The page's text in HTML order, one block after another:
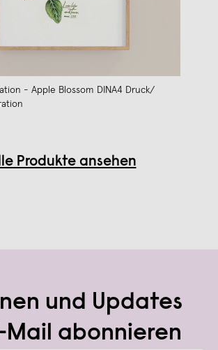
- Apple Blossom DINA4 Druck/
Produkte ansehen
und Updates
Mail abonnieren